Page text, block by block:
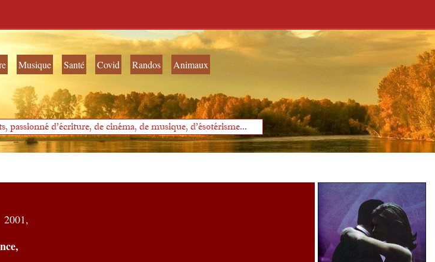
Musique Santé Covid Randos Animaux
passionné d'écriture, de cinéma, de musique, d'ésotérisme...
2001,